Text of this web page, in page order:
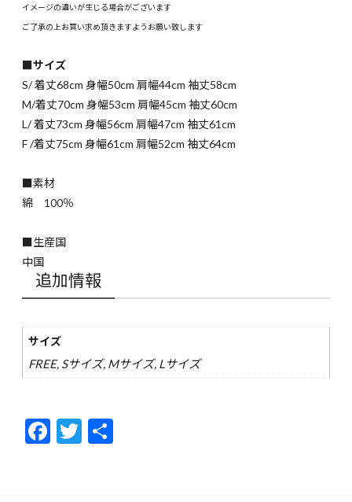
イメージの違いが生じる場合がございます
ご了承の上お買い求め頂きますようお願い致します
■サイズ
S/ 着丈68cm 身幅50cm 肩幅44cm 袖丈58cm
M/着丈70cm 身幅53cm 肩幅45cm 袖丈60cm
L/ 着丈73cm 身幅56cm 肩幅47cm 袖丈61cm
F /着丈75cm 身幅61cm 肩幅52cm 袖丈64cm
■素材
綿 100％
■生産国
中国
追加情報
サイズ
FREE, Sサイズ, Mサイズ, Lサイズ
F
ac
T
w